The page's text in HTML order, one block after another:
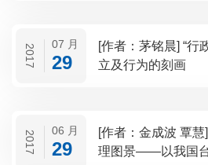
2017 07 月
29
[作者：茅铭晨] “行政决策”概念的证
立及行为的刻画
2017 06 月
29
[作者：金成波 覃慧] 行政救济的治
理图景——以我国